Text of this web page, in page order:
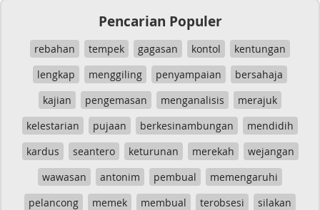
Pencarian Populer
rebahan tempek gagasan kontol
kentungan
lengkap
menggiling penyampaian
bersahaja
kajian
pengemasan menganalisis
merajuk
kelestarian
pujaan berkesinambungan
mendidih
kardus
seantero keturunan merekah
wejangan
wawasan
antonim pembual
memengaruhi
pelancong
memek membual terobsesi
silakan